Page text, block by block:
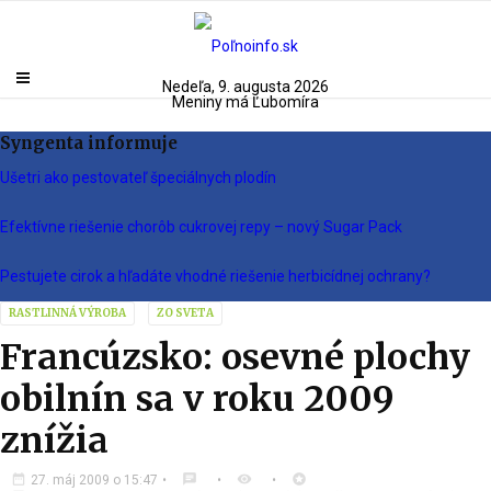
Nedeľa, 9. augusta 2026
Meniny má Ľubomíra
Syngenta informuje
Ušetri ako pestovateľ špeciálnych plodín
Efektívne riešenie chorôb cukrovej repy – nový Sugar Pack
Pestujete cirok a hľadáte vhodné riešenie herbicídnej ochrany?
RASTLINNÁ VÝROBA ZO SVETA
Francúzsko: osevné plochy
obilnín sa v roku 2009
znížia
date_range 27. máj 2009 o 15:47 chat visibility
stars